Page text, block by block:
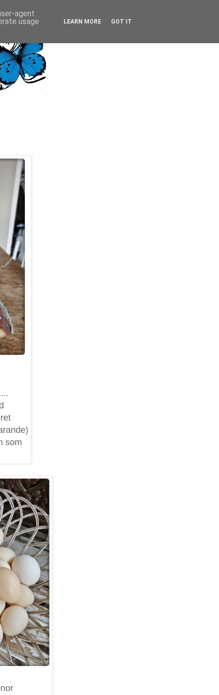
som
agent
usage
LEARN MORE GOT IT